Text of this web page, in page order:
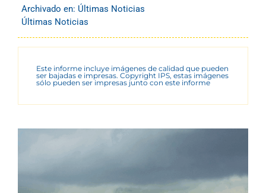
Archivado en: Últimas Noticias
Últimas Noticias
Este informe incluye imágenes de calidad que pueden
ser bajadas e impresas. Copyright IPS, estas imágenes
sólo pueden ser impresas junto con este informe